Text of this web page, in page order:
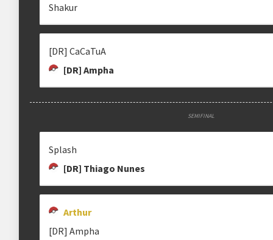
Estrutura das chaves
Etapa única
Shakur
[DR] CaCaTuA
[DR] Ampha
SEMIFINAL
Splash
[DR] Thiago Nunes
Arthur
[DR] Ampha